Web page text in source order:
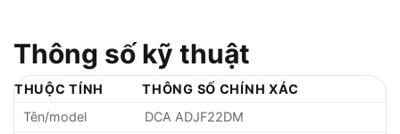
Thông số kỹ thuật
THUỘC TÍNH
THÔNG SỐ CHÍNH XÁC
Tên/model
DCA ADJF22DM